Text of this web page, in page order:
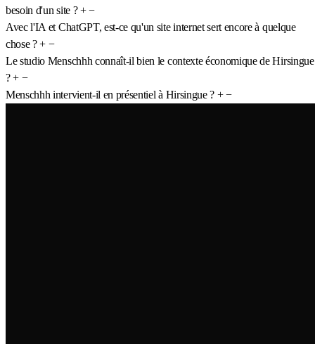
besoin d'un site ? + −
Avec l'IA et ChatGPT, est-ce qu'un site internet sert encore à quelque
chose ? + −
Le studio Menschhh connaît-il bien le contexte économique de Hirsingue
? + −
Menschhh intervient-il en présentiel à Hirsingue ? + −